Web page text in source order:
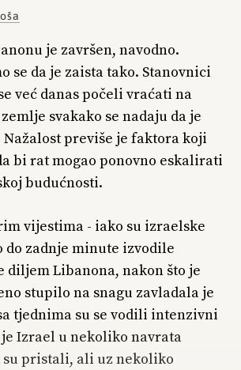
je završen, navodno.
se da je zaista tako. Stanovnici
već danas počeli vraćati na
svakako se nadaju da je
Nažalost previše je faktora koji
bi rat mogao ponovno eskalirati
budućnosti.
vijestima - iako su izraelske
do zadnje minute izvodile
diljem Libanona, nakon što je
stupilo na snagu zavladala je
tjednima su se vodili intenzivni
Izrael u nekoliko navrata
su pristali, ali uz nekoliko